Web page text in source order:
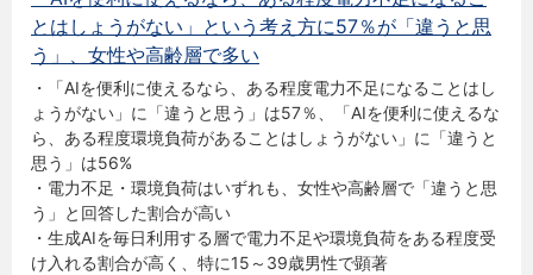
とはしょうがない」という考え方に57％が「違うと思
う」、女性や高齢層で多い
・「AIを便利に使えるなら、ある程度電力不足になることはし
ょうがない」に「違うと思う」は57％、「AIを便利に使えるな
ら、ある程度環境負荷があることはしょうがない」に「違うと
思う」は56%
・電力不足・環境負荷はいずれも、女性や高齢層で「違うと思
う」と回答した割合が高い
・生成AIを毎日利用する層で電力不足や環境負荷をある程度受
け入れる割合が高く、特に15～39歳男性で顕著